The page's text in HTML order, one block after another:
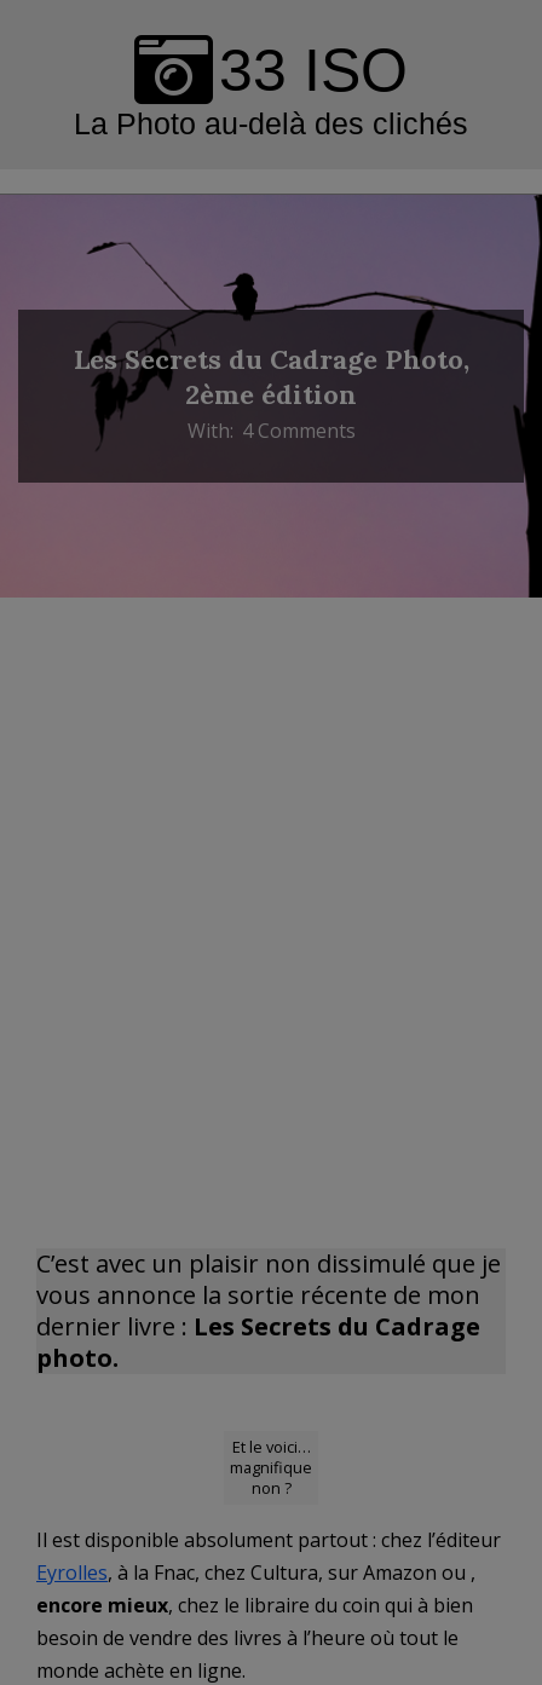
33 ISO
La Photo au-delà des clichés
Primary
Les Secrets du Cadrage Photo,
2ème édition
With: 4 Comments
C’est avec un plaisir non dissimulé que je
vous annonce la sortie récente de mon
dernier livre : Les Secrets du Cadrage
photo.
Et le voici…
magnifique
non ?
Il est disponible absolument partout : chez l’éditeur
Eyrolles, à la Fnac, chez Cultura, sur Amazon ou ,
encore mieux, chez le libraire du coin qui à bien
besoin de vendre des livres à l’heure où tout le
monde achète en ligne.